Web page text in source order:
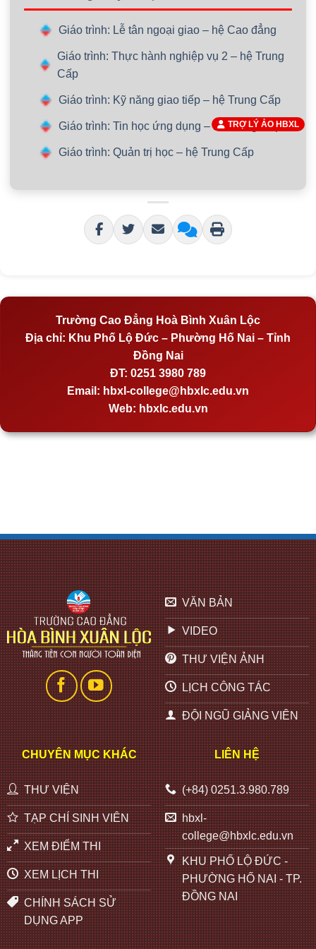
Giáo trình: Lễ tân ngoại giao – hệ Cao đẳng
Giáo trình: Thực hành nghiệp vụ 2 – hệ Trung
Cấp
Giáo trình: Kỹ năng giao tiếp – hệ Trung Cấp
Giáo trình: Tin học ứng dụng – hệ Trung Cấp
Giáo trình: Quản trị học – hệ Trung Cấp
Trường Cao Đẳng Hoà Bình Xuân Lộc
Địa chỉ: Khu Phố Lộ Đức – Phường Hố Nai – Tỉnh
Đồng Nai
ĐT: 0251 3980 789
Email: hbxl-college@hbxlc.edu.vn
Web: hbxlc.edu.vn
VĂN BẢN
VIDEO
THƯ VIỆN ẢNH
LỊCH CÔNG TÁC
ĐỘI NGŨ GIẢNG VIÊN
CHUYÊN MỤC KHÁC
THƯ VIỆN
TẠP CHÍ SINH VIÊN
XEM ĐIỂM THI
XEM LỊCH THI
CHÍNH SÁCH SỬ
DỤNG APP
LIÊN HỆ
(+84) 0251.3.980.789
hbxl-
college@hbxlc.edu.vn
KHU PHỐ LỘ ĐỨC -
PHƯỜNG HỐ NAI - TP.
ĐỒNG NAI
TRỢ LÝ ẢO HBXL